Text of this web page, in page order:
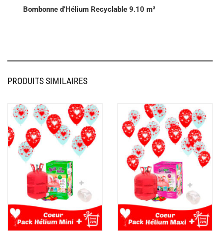
Bombonne d’Hélium Recyclable 9.10 m³
PRODUITS SIMILAIRES